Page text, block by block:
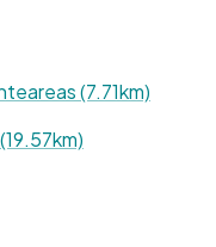
(7.71km)